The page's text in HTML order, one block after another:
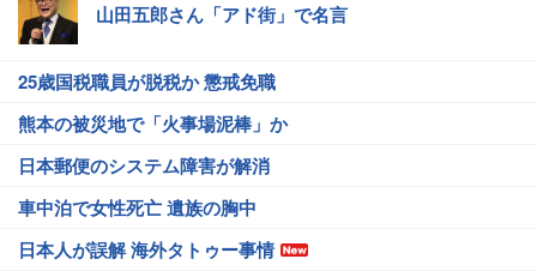
山田五郎さん「アド街」で名言
25歳国税職員が脱税か 懲戒免職
熊本の被災地で「火事場泥棒」か
日本郵便のシステム障害が解消
車中泊で女性死亡 遺族の胸中
日本人が誤解 海外タトゥー事情